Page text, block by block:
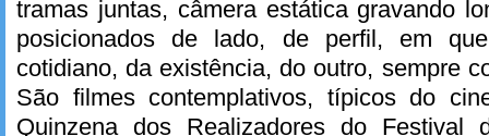
tramas juntas, câmera estática gravando
posicionados de lado, de perfil, em
cotidiano, da existência, do outro, sempre
São filmes contemplativos, típicos do
Quinzena dos Realizadores do Festival